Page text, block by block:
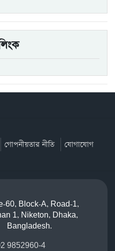
গোপনীয়তার নীতি যোগাযোগ
60, Block-A, Road-1,
1, Niketon, Dhaka,
Bangladesh.
9852960-4